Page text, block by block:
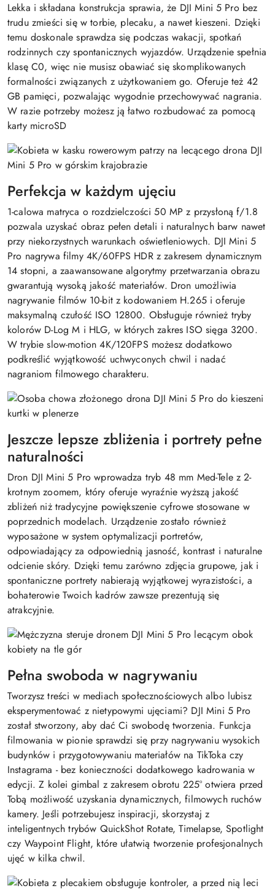
Lekka i składana konstrukcja sprawia, że DJI Mini 5 Pro bez
trudu zmieści się w torbie, plecaku, a nawet kieszeni. Dzięki
temu doskonale sprawdza się podczas wakacji, spotkań
rodzinnych czy spontanicznych wyjazdów. Urządzenie spełnia
klasę C0, więc nie musisz obawiać się skomplikowanych
formalności związanych z użytkowaniem go. Oferuje też 42
GB pamięci, pozwalając wygodnie przechowywać nagrania.
W razie potrzeby możesz ją łatwo rozbudować za pomocą
karty microSD
Perfekcja w każdym ujęciu
1-calowa matryca o rozdzielczości 50 MP z przysłoną f/1.8
pozwala uzyskać obraz pełen detali i naturalnych barw nawet
przy niekorzystnych warunkach oświetleniowych. DJI Mini 5
Pro nagrywa filmy 4K/60FPS HDR z zakresem dynamicznym
14 stopni, a zaawansowane algorytmy przetwarzania obrazu
gwarantują wysoką jakość materiałów. Dron umożliwia
nagrywanie filmów 10-bit z kodowaniem H.265 i oferuje
maksymalną czułość ISO 12800. Obsługuje również tryby
kolorów D-Log M i HLG, w których zakres ISO sięga 3200.
W trybie slow-motion 4K/120FPS możesz dodatkowo
podkreślić wyjątkowość uchwyconych chwil i nadać
nagraniom filmowego charakteru.
Jeszcze lepsze zbliżenia i portrety pełne
naturalności
Dron DJI Mini 5 Pro wprowadza tryb 48 mm Med-Tele z 2-
krotnym zoomem, który oferuje wyraźnie wyższą jakość
zbliżeń niż tradycyjne powiększenie cyfrowe stosowane w
poprzednich modelach. Urządzenie zostało również
wyposażone w system optymalizacji portretów,
odpowiadający za odpowiednią jasność, kontrast i naturalne
odcienie skóry. Dzięki temu zarówno zdjęcia grupowe, jak i
spontaniczne portrety nabierają wyjątkowej wyrazistości, a
bohaterowie Twoich kadrów zawsze prezentują się
atrakcyjnie.
Pełna swoboda w nagrywaniu
Tworzysz treści w mediach społecznościowych albo lubisz
eksperymentować z nietypowymi ujęciami? DJI Mini 5 Pro
został stworzony, aby dać Ci swobodę tworzenia. Funkcja
filmowania w pionie sprawdzi się przy nagrywaniu wysokich
budynków i przygotowywaniu materiałów na TikToka czy
Instagrama - bez konieczności dodatkowego kadrowania w
edycji. Z kolei gimbal z zakresem obrotu 225° otwiera przed
Tobą możliwość uzyskania dynamicznych, filmowych ruchów
kamery. Jeśli potrzebujesz inspiracji, skorzystaj z
inteligentnych trybów QuickShot Rotate, Timelapse, Spotlight
czy Waypoint Flight, które ułatwią tworzenie profesjonalnych
ujęć w kilka chwil.